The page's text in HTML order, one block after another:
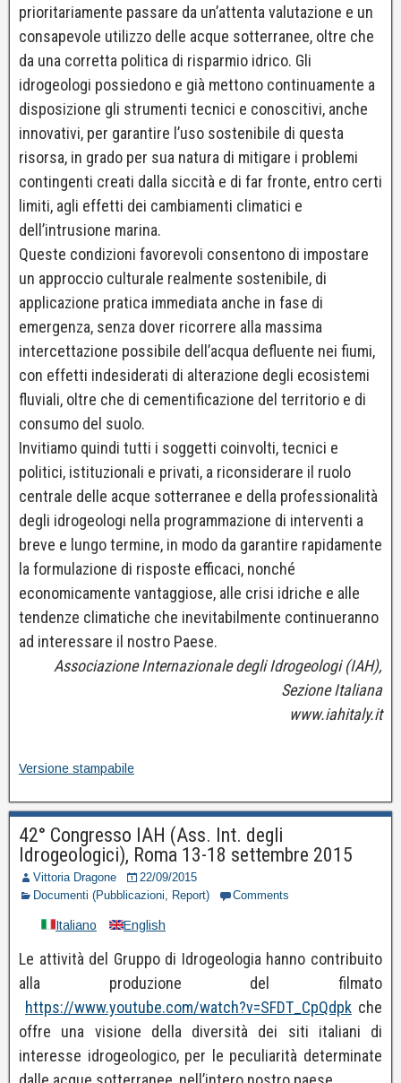
prioritariamente passare da un’attenta valutazione e un
consapevole utilizzo delle acque sotterranee, oltre che
da una corretta politica di risparmio idrico. Gli
idrogeologi possiedono e già mettono continuamente a
disposizione gli strumenti tecnici e conoscitivi, anche
innovativi, per garantire l’uso sostenibile di questa
risorsa, in grado per sua natura di mitigare i problemi
contingenti creati dalla siccità e di far fronte, entro certi
limiti, agli effetti dei cambiamenti climatici e
dell’intrusione marina.
Queste condizioni favorevoli consentono di impostare
un approccio culturale realmente sostenibile, di
applicazione pratica immediata anche in fase di
emergenza, senza dover ricorrere alla massima
intercettazione possibile dell’acqua defluente nei fiumi,
con effetti indesiderati di alterazione degli ecosistemi
fluviali, oltre che di cementificazione del territorio e di
consumo del suolo.
Invitiamo quindi tutti i soggetti coinvolti, tecnici e
politici, istituzionali e privati, a riconsiderare il ruolo
centrale delle acque sotterranee e della professionalità
degli idrogeologi nella programmazione di interventi a
breve e lungo termine, in modo da garantire rapidamente
la formulazione di risposte efficaci, nonché
economicamente vantaggiose, alle crisi idriche e alle
tendenze climatiche che inevitabilmente continueranno
ad interessare il nostro Paese.
Associazione Internazionale degli Idrogeologi (IAH),
Sezione Italiana
www.iahitaly.it
Versione stampabile
42° Congresso IAH (Ass. Int. degli
Idrogeologici), Roma 13-18 settembre 2015
Vittoria Dragone
22/09/2015
Documenti (Pubblicazioni, Report)
Comments
Italiano English
Le attività del Gruppo di Idrogeologia hanno contribuito
alla produzione del filmato
https://www.youtube.com/watch?v=SFDT_CpQdpk che
offre una visione della diversità dei siti italiani di
interesse idrogeologico, per le peculiarità determinate